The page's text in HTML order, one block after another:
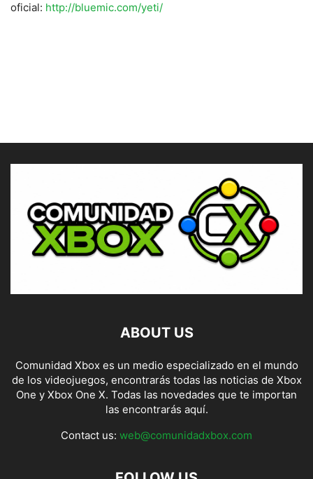
oficial: http://bluemic.com/yeti/
ABOUT US
Comunidad Xbox es un medio especializado en el mundo
de los videojuegos, encontrarás todas las noticias de Xbox
One y Xbox One X. Todas las novedades que te importan
las encontrarás aquí.
Contact us: web@comunidadxbox.com